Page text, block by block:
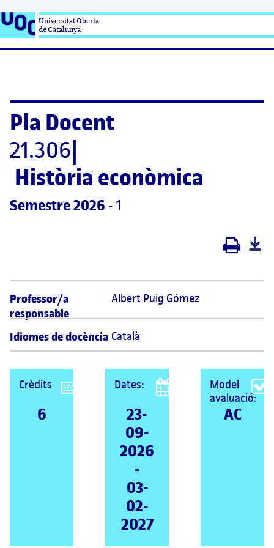
Universitat Oberta
de Catalunya
Pla Docent
21.306
Història econòmica
Semestre 2026 - 1
Professor/a
responsable
Albert Puig Gómez
Idiomes de docència Català
Crèdits
6
Dates:
23-
09-
2026
-
03-
02-
2027
Model
avaluació:
AC